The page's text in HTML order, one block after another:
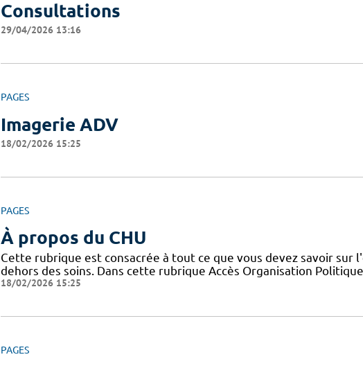
Consultations
29/04/2026 13:16
PAGES
Imagerie ADV
18/02/2026 15:25
PAGES
À propos du CHU
Cette rubrique est consacrée à tout ce que vous devez savoir sur
dehors des soins. Dans cette rubrique Accès Organisation
18/02/2026 15:25
PAGES